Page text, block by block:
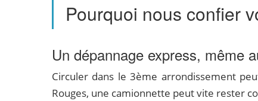
Pourquoi nous confier
Un dépannage express, même
Circuler dans le 3ème arrondissement
Rouges, une camionnette peut vite rester